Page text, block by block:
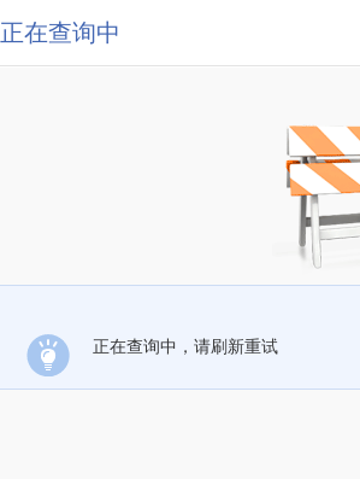
正在查询中
正在查询中，请刷新重试